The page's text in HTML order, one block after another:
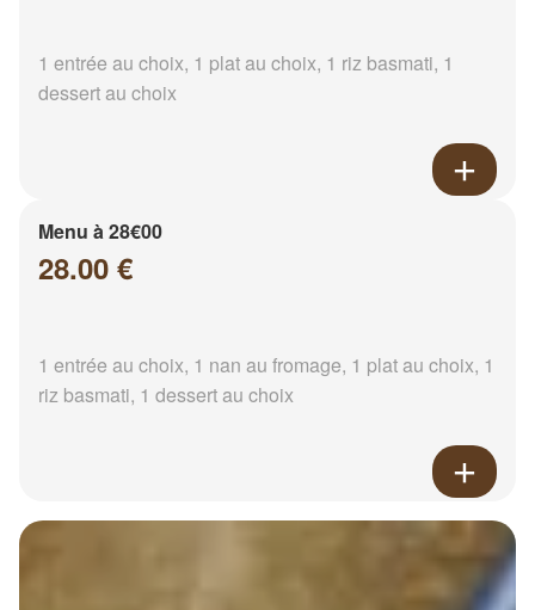
1 entrée au choix, 1 plat au choix, 1 riz basmati, 1
dessert au choix
Menu à 28€00
28.00 €
1 entrée au choix, 1 nan au fromage, 1 plat au choix, 1
riz basmati, 1 dessert au choix